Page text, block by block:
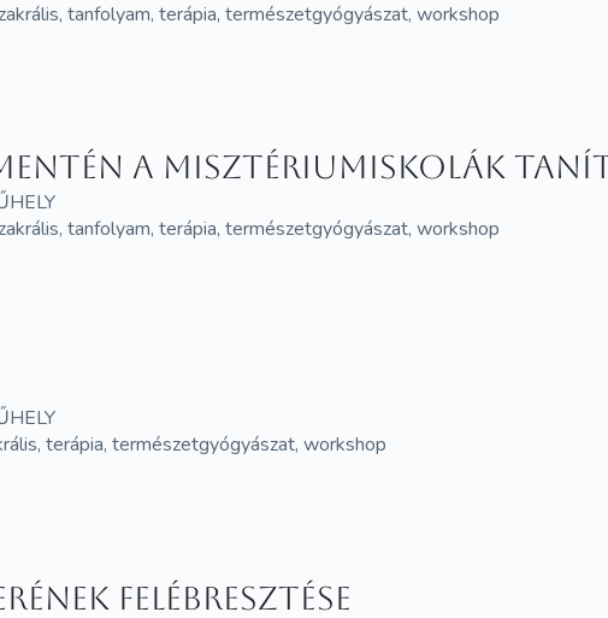
tanfolyam, terápia, természetgyógyászat, workshop
A misztériumiskolák
tanfolyam, terápia, természetgyógyászat, workshop
terápia, természetgyógyászat, workshop
felébresztése